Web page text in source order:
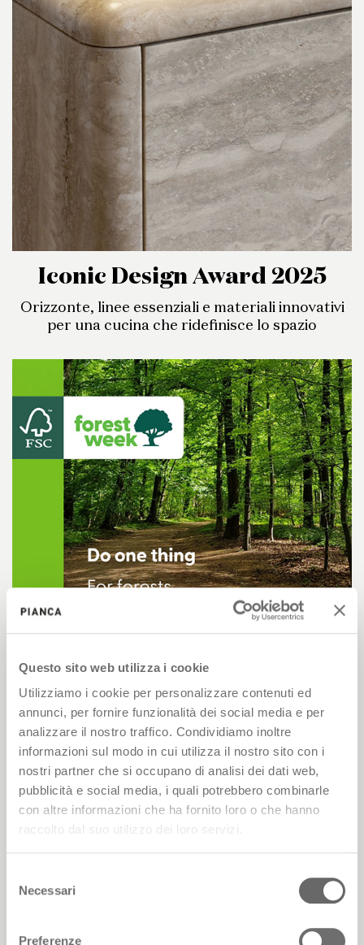
Questo sito web utilizza i cookie
Utilizziamo i cookie per personalizzare contenuti ed
annunci, per fornire funzionalità dei social media e per
analizzare il nostro traffico. Condividiamo inoltre
informazioni sul modo in cui utilizza il nostro sito con i
nostri partner che si occupano di analisi dei dati web,
pubblicità e social media, i quali potrebbero combinarle
con altre informazioni che ha fornito loro o che hanno
raccolto dal suo utilizzo dei loro servizi.
delNecessari
Preferenze
Iconic Design Award 2025
Orizzonte, linee essenziali e materiali innovativi
per una cucina che ridefinisce lo spazio
FSC® Forest Week 2025
Pianca partecipa alla FSC® Forest Week 2025:
piccoli gesti quotidiani per un grande impatto